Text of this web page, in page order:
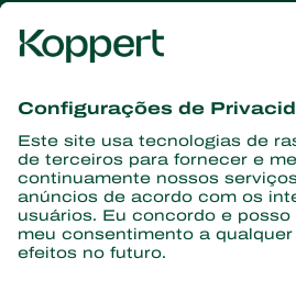
informações
Assine aqui
Parceiros com a natureza